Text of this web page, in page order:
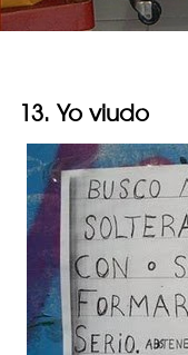
13. Yo viudo